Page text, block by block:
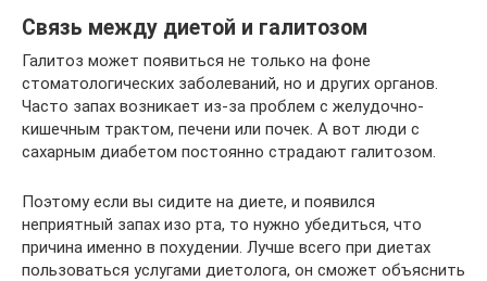
Связь между диетой и галитозом
Галитоз может появиться не только на фоне
стоматологических заболеваний, но и других органов.
Часто запах возникает из-за проблем с желудочно-
кишечным трактом, печени или почек. А вот люди с
сахарным диабетом постоянно страдают галитозом.
Поэтому если вы сидите на диете, и появился
неприятный запах изо рта, то нужно убедиться, что
причина именно в похудении. Лучше всего при диетах
пользоваться услугами диетолога, он сможет объяснить